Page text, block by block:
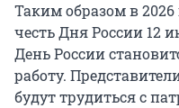
Таким образом в
честь Дня России 12
День России
работу.
будут трудиться с